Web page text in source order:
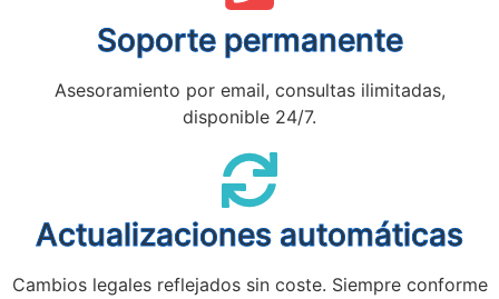
Soporte permanente
Asesoramiento por email, consultas ilimitadas,
disponible 24/7.
Actualizaciones automáticas
Cambios legales reflejados sin coste. Siempre conforme